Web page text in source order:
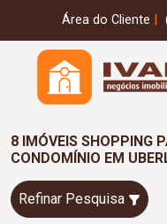
Área do Cliente
8 IMÓVEIS SHOPPING
CONDOMÍNIO EM
Refinar Pesquisa